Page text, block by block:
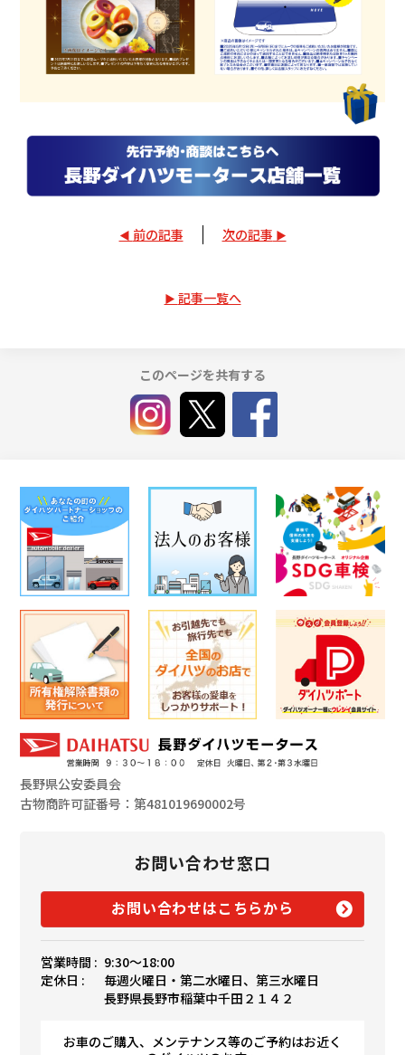
前の記事 次の記事
記事一覧へ
このページを共有する
長野県公安委員会
古物商許可証番号：第481019690002号
お問い合わせ窓口
お問い合わせはこちらから
営業時間 : 9:30〜18:00
定休日 :
毎週火曜日・第二水曜日、第三水曜日
長野県長野市稲葉中千田２１４２
お車のご購入、メンテナンス等のご予約はお近く